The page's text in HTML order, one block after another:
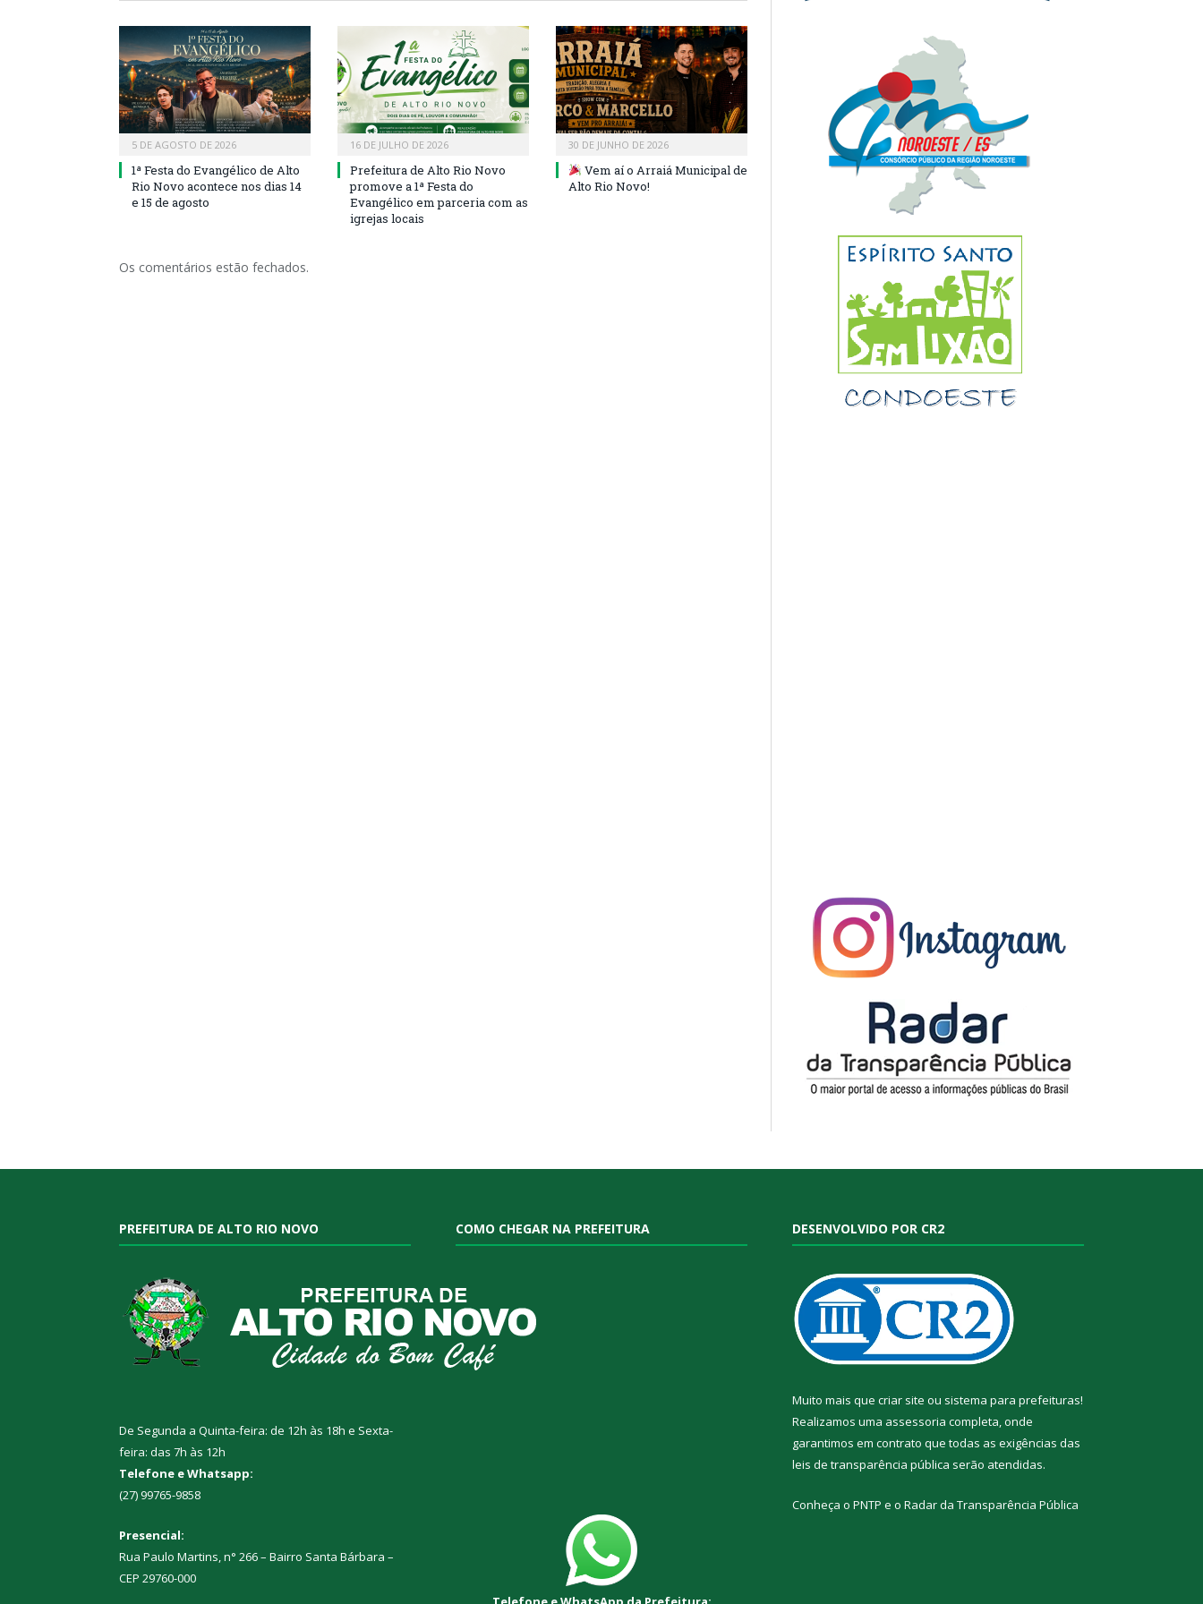
5 DE AGOSTO DE 2026
1ª Festa do Evangélico de Alto
Rio Novo acontece nos dias 14
e 15 de agosto
16 DE JULHO DE 2026
Prefeitura de Alto Rio Novo
promove a 1ª Festa do
Evangélico em parceria com as
igrejas locais
30 DE JUNHO DE 2026
Vem aí o Arraiá Municipal de
Alto Rio Novo!
Os comentários estão fechados.
PREFEITURA DE ALTO RIO NOVO
De Segunda a Quinta-feira: de 12h às 18h e Sexta-
feira: das 7h às 12h
Telefone e Whatsapp:
(27) 99765-9858
Presencial:
Rua Paulo Martins, n° 266 – Bairro Santa Bárbara –
CEP 29760-000
COMO CHEGAR NA PREFEITURA DESENVOLVIDO POR CR2
Muito mais que criar site ou sistema para prefeituras!
Realizamos uma assessoria completa, onde
garantimos em contrato que todas as exigências das
leis de transparência pública serão atendidas.
Conheça o PNTP e o Radar da Transparência Pública